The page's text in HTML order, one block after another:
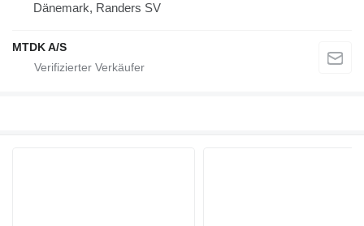
Dänemark, Randers SV
MTDK A/S